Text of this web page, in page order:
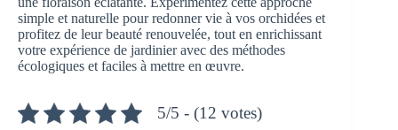
simple et naturelle pour redonner vie à vos orchidées et
profitez de leur beauté renouvelée, tout en enrichissant
votre expérience de jardinier avec des méthodes
écologiques et faciles à mettre en œuvre.
5/5 - (12 votes)